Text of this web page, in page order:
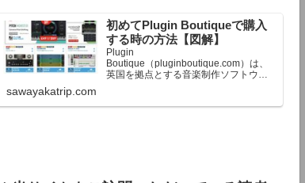
終了予定日：日本時間：6/1（月…
初めてPlugin Boutiqueで購入
する時の方法【図解】
Plugin
Boutique（pluginboutique.com）は、
英国を拠点とする音楽制作ソフトウェ
で、世界中のミュージシャンに利用さ
sawayakatrip.com